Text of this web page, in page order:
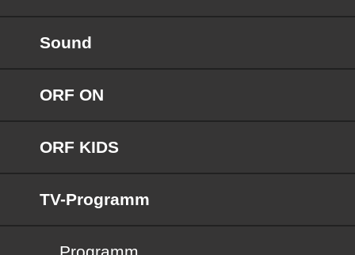
Sound
ORF ON
ORF KIDS
TV-Programm